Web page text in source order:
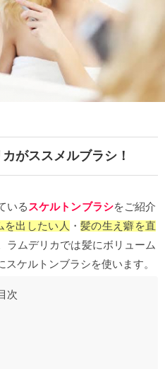
がススメルブラシ！
いるスケルトンブラシをご紹介
を出したい人 ・髪の生え癖を直
ラムデリカでは髪にボリューム
ケルトンブラシを使います。